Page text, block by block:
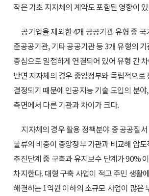
작은 기초 지자체의 계약도 포함된 영향이
공기업을 제외한 4개 공공기관 유형 중 국
준공공기관, 기타 공공기관 등 3개 유형의
중심으로 밀접하게 연결되어 있어 유형 간
반면 지자체의 경우 중앙정부와 독립적으로
결정되기 때문에 인공지능 기술 도입의 분야
측면에서 다른 기관과 차이가 크다.
지자체의 경우 활용 정책분야 중 공공질
물류의 비중이 중앙정부 기관과 비교해 압
추진단계 중 구축과 유지보수 단계가 90%
차지한다. 대형 구축 사업이 적고 주민 생활
해결하는 1억원 이하의 소규모 사업이 많은